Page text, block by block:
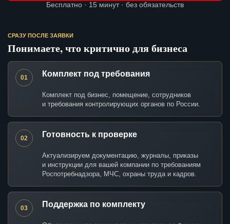
Бесплатно · 15 минут · без обязательств
СРАЗУ ПОСЛЕ ЗАЯВКИ
Понимаете, что критично для бизнеса
01 Комплект под требования
Комплект под бизнес, помещение, сотрудников
и требования контролирующих органов по России.
02 Готовность к проверке
Актуализируем документацию, журналы, приказы
и инструкции для вашей компании по требованиям
Роспотребнадзора, МЧС, охраны труда и кадров.
03 Поддержка по комплекту